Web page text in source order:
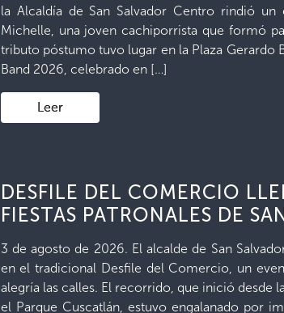
la Alcaldía de San Salvador Centro rindió
Michelle, una joven cachiporrista que formó
tributo póstumo tuvo lugar en la Plaza Gerardo
Band 2026, celebrado en […]
Leer
DESFILE DEL COMERCIO
FIESTAS PATRONALES DE
3 de agosto de 2026. El alcalde de San
en el tradicional Desfile del Comercio, un
alegría las calles. El recorrido, que inició desde
el Parque Cuscatlán, estuvo engalanado por